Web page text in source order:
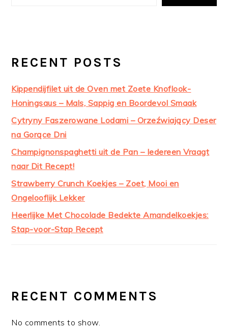
RECENT POSTS
Kippendijfilet uit de Oven met Zoete Knoflook-
Honingsaus – Mals, Sappig en Boordevol Smaak
Cytryny Faszerowane Lodami – Orzeźwiający Deser
na Gorące Dni
Champignonspaghetti uit de Pan – Iedereen Vraagt
naar Dit Recept!
Strawberry Crunch Koekjes – Zoet, Mooi en
Ongelooflijk Lekker
Heerlijke Met Chocolade Bedekte Amandelkoekjes:
Stap-voor-Stap Recept
RECENT COMMENTS
No comments to show.